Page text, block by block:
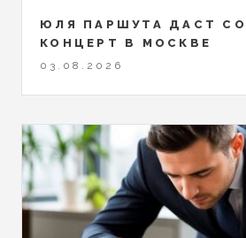
ЮЛЯ ПАРШУТА ДАСТ
КОНЦЕРТ В МОСКВЕ
03.08.2026